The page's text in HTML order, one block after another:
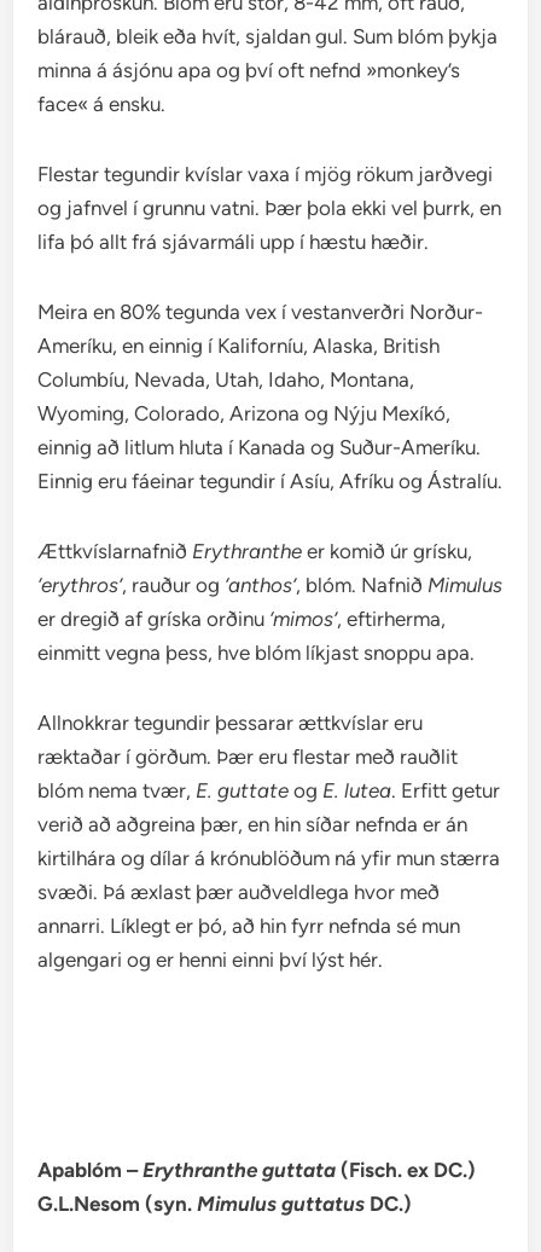
blárauð, bleik eða hvít, sjaldan gul. Sum blóm þykja
minna á ásjónu apa og því oft nefnd »monkey’s
face« á ensku.
Flestar tegundir kvíslar vaxa í mjög rökum jarðvegi
og jafnvel í grunnu vatni. Þær þola ekki vel þurrk, en
lifa þó allt frá sjávarmáli upp í hæstu hæðir.
Meira en 80% tegunda vex í vestanverðri Norður-
Ameríku, en einnig í Kaliforníu, Alaska, British
Columbíu, Nevada, Utah, Idaho, Montana,
Wyoming, Colorado, Arizona og Nýju Mexíkó,
einnig að litlum hluta í Kanada og Suður-Ameríku.
Einnig eru fáeinar tegundir í Asíu, Afríku og Ástralíu.
Ættkvíslarnafnið Erythranthe er komið úr grísku,
‘erythros’, rauður og ‘anthos’, blóm. Nafnið Mimulus
er dregið af gríska orðinu ‘mimos’, eftirherma,
einmitt vegna þess, hve blóm líkjast snoppu apa.
Allnokkrar tegundir þessarar ættkvíslar eru
ræktaðar í görðum. Þær eru flestar með rauðlit
blóm nema tvær, E. guttate og E. lutea. Erfitt getur
verið að aðgreina þær, en hin síðar nefnda er án
kirtilhára og dílar á krónublöðum ná yfir mun stærra
svæði. Þá æxlast þær auðveldlega hvor með
annarri. Líklegt er þó, að hin fyrr nefnda sé mun
algengari og er henni einni því lýst hér.
Apablóm –Erythranthe guttata (Fisch. ex DC.)
G.L.Nesom (syn.Mimulus guttatus DC.)